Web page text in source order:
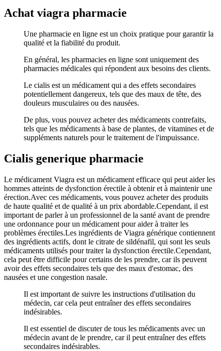
Achat viagra pharmacie
Une pharmacie en ligne est un choix pratique pour garantir la
qualité et la fiabilité du produit.
En général, les pharmacies en ligne sont uniquement des
pharmacies médicales qui répondent aux besoins des clients.
Le cialis est un médicament qui a des effets secondaires
potentiellement dangereux, tels que des maux de tête, des
douleurs musculaires ou des nausées.
De plus, vous pouvez acheter des médicaments contrefaits,
tels que les médicaments à base de plantes, de vitamines et de
suppléments naturels pour le traitement de l'impuissance.
Cialis generique pharmacie
Le médicament Viagra est un médicament efficace qui peut aider les
hommes atteints de dysfonction érectile à obtenir et à maintenir une
érection.Avec ces médicaments, vous pouvez acheter des produits
de haute qualité et de qualité à un prix abordable.Cependant, il est
important de parler à un professionnel de la santé avant de prendre
une ordonnance pour un médicament pour aider à traiter les
problèmes érectiles.Les ingrédients de Viagra générique contiennent
des ingrédients actifs, dont le citrate de sildénafil, qui sont les seuls
médicaments utilisés pour traiter la dysfonction érectile.Cependant,
cela peut être difficile pour certains de les prendre, car ils peuvent
avoir des effets secondaires tels que des maux d'estomac, des
nausées et une congestion nasale.
Il est important de suivre les instructions d'utilisation du
médecin, car cela peut entraîner des effets secondaires
indésirables.
Il est essentiel de discuter de tous les médicaments avec un
médecin avant de le prendre, car il peut entraîner des effets
secondaires indésirables.